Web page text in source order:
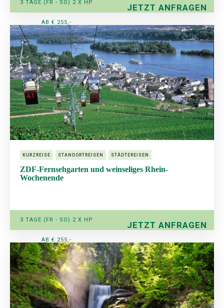
JETZT ANFRAGEN
3 TAGE (FR - SO) 2 X HP
AB € 255,-
KURZREISE STANDORTREISEN STÄDTEREISEN
ZDF-Fernsehgarten und weinseliges Rhein-
Wochenende
JETZT ANFRAGEN
3 TAGE (FR - SO) 2 X HP
AB € 255,-